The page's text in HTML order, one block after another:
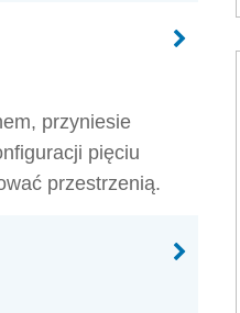
przyniesie
pięciu
przestrzenią.